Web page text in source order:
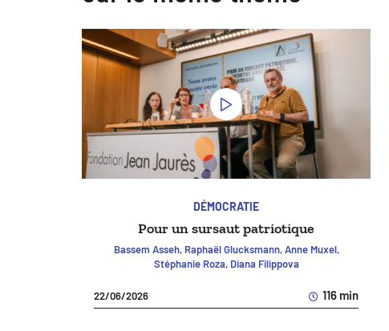
DÉMOCRATIE
Pour un sursaut patriotique
Bassem Asseh, Raphaël Glucksmann, Anne Muxel,
Stéphanie Roza, Diana Filippova
22/06/2026 116 min